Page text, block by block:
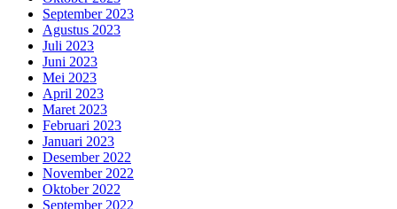
September 2023
Agustus 2023
Juli 2023
Juni 2023
Mei 2023
April 2023
Maret 2023
Februari 2023
Januari 2023
Desember 2022
November 2022
Oktober 2022
September 2022